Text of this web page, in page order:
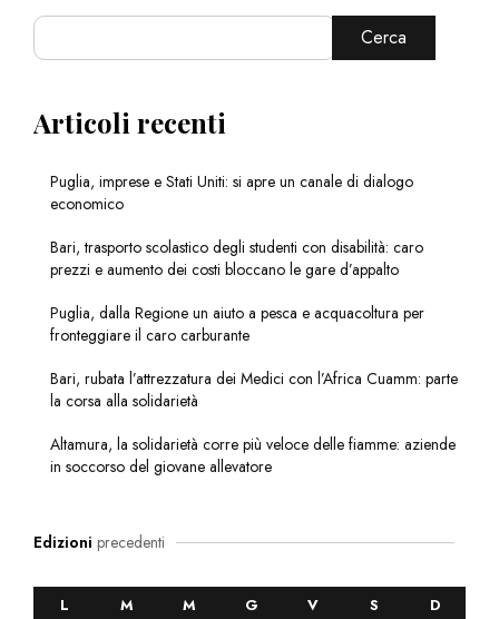
Cerca
Articoli recenti
Puglia, imprese e Stati Uniti: si apre un canale di dialogo
economico
Bari, trasporto scolastico degli studenti con disabilità: caro
prezzi e aumento dei costi bloccano le gare d’appalto
Puglia, dalla Regione un aiuto a pesca e acquacoltura per
fronteggiare il caro carburante
Bari, rubata l’attrezzatura dei Medici con l’Africa Cuamm: parte
la corsa alla solidarietà
Altamura, la solidarietà corre più veloce delle fiamme: aziende
in soccorso del giovane allevatore
Edizioni precedenti
L M M G V S
D